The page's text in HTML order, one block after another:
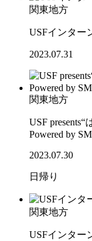
関東地方
USFインタ
2023.07.31
関東地方
USF
Powered by
2023.07.30
日帰り
関東地方
USFインタ